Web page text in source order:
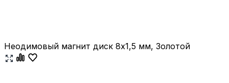
Неодимовый магнит диск 8х1,5 мм, Золотой